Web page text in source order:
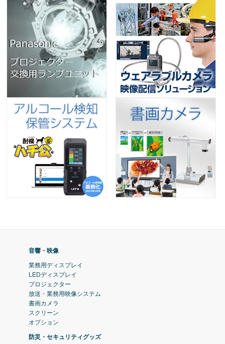
音響・映像
業務用ディスプレイ
LEDディスプレイ
プロジェクター
放送・業務用映像システム
書画カメラ
スクリーン
オプション
防災・セキュリティグッズ